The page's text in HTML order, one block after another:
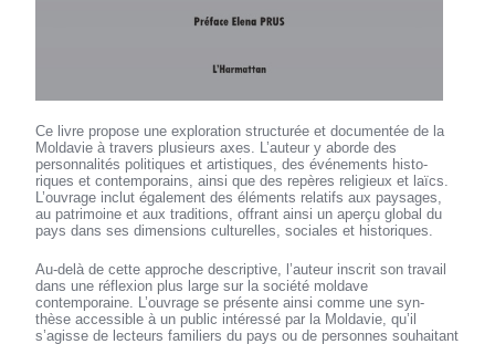
Ce livre propose une exploration structurée et documentée de la
Moldavie à travers plusieurs axes. L’auteur y aborde des
personnalités politiques et artistiques, des événements histo-
riques et contemporains, ainsi que des repères religieux et laïcs.
L’ouvrage inclut également des éléments relatifs aux paysages,
au patrimoine et aux traditions, offrant ainsi un aperçu global du
pays dans ses dimensions culturelles, sociales et historiques.
Au-delà de cette approche descriptive, l’auteur inscrit son travail
dans une réflexion plus large sur la société moldave
contemporaine. L’ouvrage se présente ainsi comme une syn-
thèse accessible à un public intéressé par la Moldavie, qu’il
s’agisse de lecteurs familiers du pays ou de personnes souhaitant